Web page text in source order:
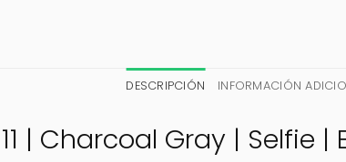
DESCRIPCIÓN INFORMACIÓN
| Charcoal Gray | Selfie